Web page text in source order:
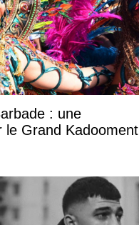
: une
le Grand Kadooment